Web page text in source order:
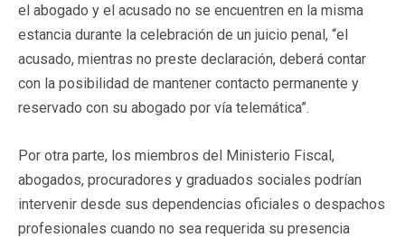
el abogado y el acusado no se encuentren en la misma
estancia durante la celebración de un juicio penal, “el
acusado, mientras no preste declaración, deberá contar
con la posibilidad de mantener contacto permanente y
reservado con su abogado por vía telemática”.
Por otra parte, los miembros del Ministerio Fiscal,
abogados, procuradores y graduados sociales podrían
intervenir desde sus dependencias oficiales o despachos
profesionales cuando no sea requerida su presencia